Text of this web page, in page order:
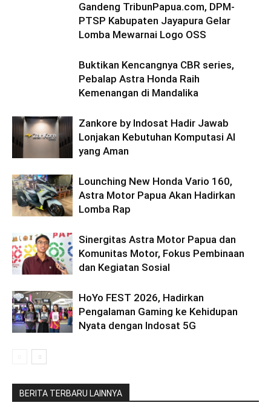
Gandeng TribunPapua.com, DPM-
PTSP Kabupaten Jayapura Gelar
Lomba Mewarnai Logo OSS
Buktikan Kencangnya CBR series,
Pebalap Astra Honda Raih
Kemenangan di Mandalika
Zankore by Indosat Hadir Jawab
Lonjakan Kebutuhan Komputasi AI
yang Aman
Lounching New Honda Vario 160,
Astra Motor Papua Akan Hadirkan
Lomba Rap
Sinergitas Astra Motor Papua dan
Komunitas Motor, Fokus Pembinaan
dan Kegiatan Sosial
HoYo FEST 2026, Hadirkan
Pengalaman Gaming ke Kehidupan
Nyata dengan Indosat 5G
BERITA TERBARU LAINNYA